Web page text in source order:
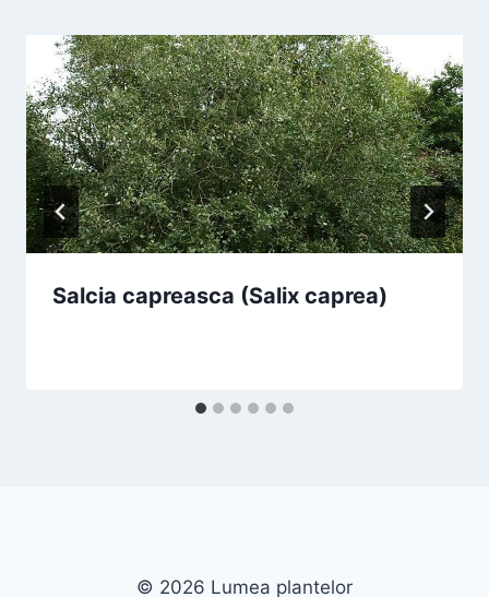
Salcia capreasca (Salix caprea)
© 2026 Lumea plantelor